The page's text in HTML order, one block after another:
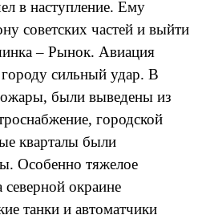
в наступление. Ему
советских частей и выйти
– Рынок. Авиация
городу сильный удар. В
были выведены из
городской
кварталы были
Особенно тяжелое
северной окраине
танки и автоматчики